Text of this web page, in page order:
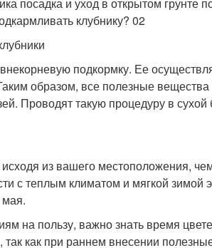
подкормку. Ее
образом, все полезные
Проводят такую процедуру в
из вашего местоположения,
с теплым климатом и мягкой зимой
на пользу, важно знать время
как при раннем внесении